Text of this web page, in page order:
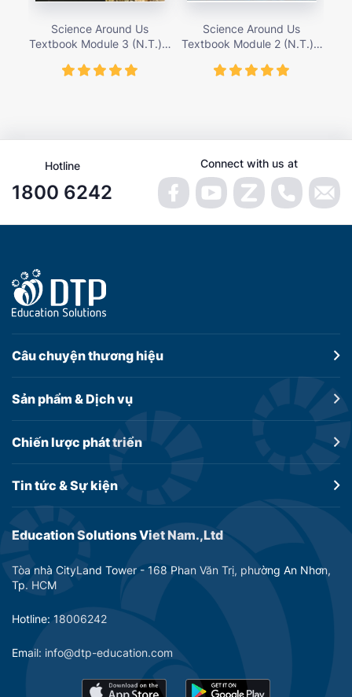
Science Around Us
Textbook Module 3 (N.T.) –
Science Around Us
Textbook Module 2 (N.T.) –
Hotline
1800 6242
Connect with us at
Education Solutions Viet Nam.,Ltd
Tòa nhà CityLand Tower - 168 Phan Văn Trị, phường An Nhơn,
Tp. HCM
Hotline: 18006242
Email: info@dtp-education.com
Câu chuyệnthương hiệu
Sản phẩm &Dịch vụ
Chiến lược phát triển
Tin tức &Sự kiện